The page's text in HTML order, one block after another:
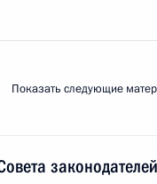
Показать следующие
законодателей